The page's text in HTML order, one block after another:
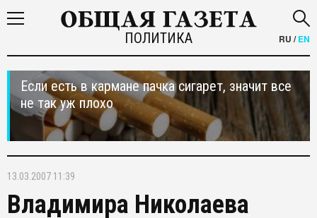
ПОЛИТИКА RU /EN
Если есть в кармане пачка сигарет, значит все
не так уж плохо
13.03.2007 11:39
Владимира Николаева